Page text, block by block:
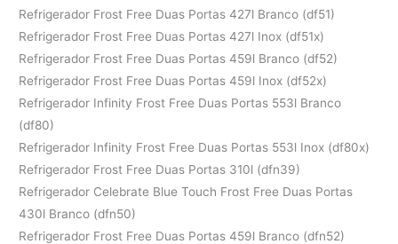
Refrigerador Frost Free Duas Portas 427l Branco (df51)
Refrigerador Frost Free Duas Portas 427l Inox (df51x)
Refrigerador Frost Free Duas Portas 459l Branco (df52)
Refrigerador Frost Free Duas Portas 459l Inox (df52x)
Refrigerador Infinity Frost Free Duas Portas 553l Branco
(df80)
Refrigerador Infinity Frost Free Duas Portas 553l Inox (df80x)
Refrigerador Frost Free Duas Portas 310l (dfn39)
Refrigerador Celebrate Blue Touch Frost Free Duas Portas
430l Branco (dfn50)
Refrigerador Frost Free Duas Portas 459l Branco (dfn52)